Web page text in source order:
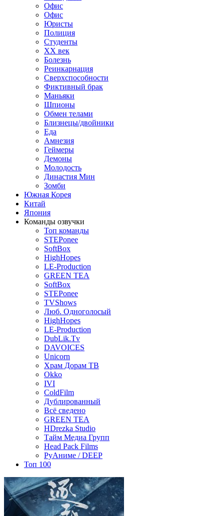
Офис
Офис
Юристы
Полиция
Студенты
ХХ век
Болезнь
Реинкарнация
Сверхспособности
Фиктивный брак
Маньяки
Шпионы
Обмен телами
Близнецы/двойники
Еда
Амнезия
Геймеры
Демоны
Молодость
Династия Мин
Зомби
Южная Корея
Китай
Япония
Команды озвучки
Топ команды
STEPonee
SoftBox
HighHopes
LE-Production
GREEN TEA
SoftBox
STEPonee
TVShows
Люб. Одноголосый
HighHopes
LE-Production
DubLik.Tv
DAVOICES
Unicorn
Храм Дорам ТВ
Okko
IVI
ColdFilm
Дублированный
Всё сведено
GREEN TEA
HDrezka Studio
Тайм Медиа Групп
Head Pack Films
РуАниме / DEEP
Топ 100